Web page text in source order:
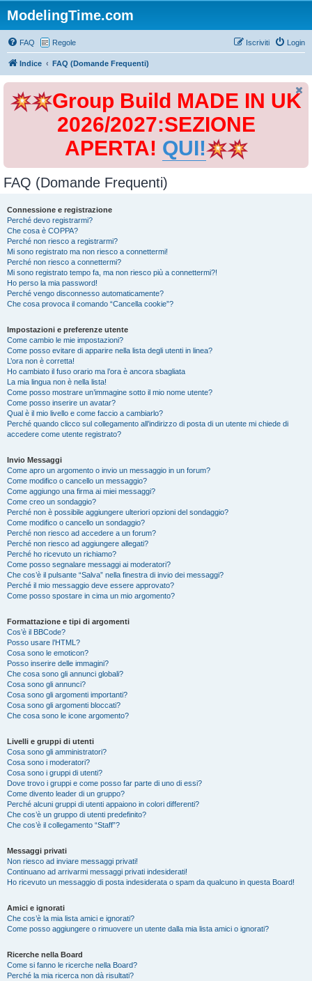
ModelingTime.com
FAQ Regole Login
Iscriviti
Indice FAQ (Domande Frequenti)
Group Build MADE IN UK
2026/2027:SEZIONE
APERTA! QUI!
FAQ (Domande Frequenti)
Connessione e registrazione
Perché devo registrarmi?
Che cosa è COPPA?
Perché non riesco a registrarmi?
Mi sono registrato ma non riesco a connettermi!
Perché non riesco a connettermi?
Mi sono registrato tempo fa, ma non riesco più a connettermi?!
Ho perso la mia password!
Perché vengo disconnesso automaticamente?
Che cosa provoca il comando “Cancella cookie”?
Impostazioni e preferenze utente
Come cambio le mie impostazioni?
Come posso evitare di apparire nella lista degli utenti in linea?
L’ora non è corretta!
Ho cambiato il fuso orario ma l’ora è ancora sbagliata
La mia lingua non è nella lista!
Come posso mostrare un’immagine sotto il mio nome utente?
Come posso inserire un avatar?
Qual è il mio livello e come faccio a cambiarlo?
Perché quando clicco sul collegamento all’indirizzo di posta di un utente mi chiede di
accedere come utente registrato?
Invio Messaggi
Come apro un argomento o invio un messaggio in un forum?
Come modifico o cancello un messaggio?
Come aggiungo una firma ai miei messaggi?
Come creo un sondaggio?
Perché non è possibile aggiungere ulteriori opzioni del sondaggio?
Come modifico o cancello un sondaggio?
Perché non riesco ad accedere a un forum?
Perché non riesco ad aggiungere allegati?
Perché ho ricevuto un richiamo?
Come posso segnalare messaggi ai moderatori?
Che cos’è il pulsante “Salva” nella finestra di invio dei messaggi?
Perché il mio messaggio deve essere approvato?
Come posso spostare in cima un mio argomento?
Formattazione e tipi di argomenti
Cos’è il BBCode?
Posso usare l’HTML?
Cosa sono le emoticon?
Posso inserire delle immagini?
Che cosa sono gli annunci globali?
Cosa sono gli annunci?
Cosa sono gli argomenti importanti?
Cosa sono gli argomenti bloccati?
Che cosa sono le icone argomento?
Livelli e gruppi di utenti
Cosa sono gli amministratori?
Cosa sono i moderatori?
Cosa sono i gruppi di utenti?
Dove trovo i gruppi e come posso far parte di uno di essi?
Come divento leader di un gruppo?
Perché alcuni gruppi di utenti appaiono in colori differenti?
Che cos’è un gruppo di utenti predefinito?
Che cos’è il collegamento “Staff”?
Messaggi privati
Non riesco ad inviare messaggi privati!
Continuano ad arrivarmi messaggi privati indesiderati!
Ho ricevuto un messaggio di posta indesiderata o spam da qualcuno in questa Board!
Amici e ignorati
Che cos’è la mia lista amici e ignorati?
Come posso aggiungere o rimuovere un utente dalla mia lista amici o ignorati?
Ricerche nella Board
Come si fanno le ricerche nella Board?
Perché la mia ricerca non dà risultati?